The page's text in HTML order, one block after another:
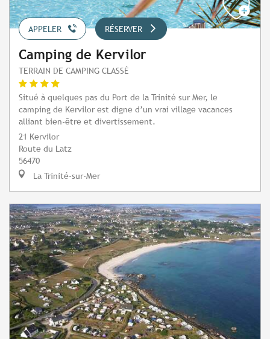
APPELER RÉSERVER
Camping de Kervilor
TERRAIN DE CAMPING CLASSÉ
Situé à quelques pas du Port de la Trinité sur Mer, le
camping de Kervilor est digne d’un vrai village vacances
alliant bien-être et divertissement.
21 Kervilor
Route du Latz
56470
La Trinité-sur-Mer